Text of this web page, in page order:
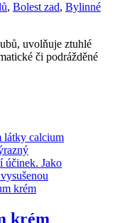
, Bolest zad, Bylinné
uvolňuje ztuhlé
či podrážděné
krém